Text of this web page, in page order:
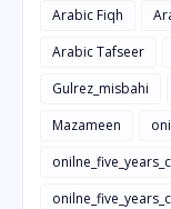
Arabic Fiqh
Arabic Tafseer
Gulrez_misbahi
Mazameen